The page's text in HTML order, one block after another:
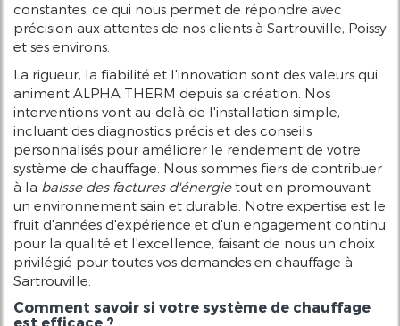
constantes, ce qui nous permet de répondre avec
précision aux attentes de nos clients à Sartrouville, Poissy
et ses environs.
La rigueur, la fiabilité et l'innovation sont des valeurs qui
animent ALPHA THERM depuis sa création. Nos
interventions vont au-delà de l'installation simple,
incluant des diagnostics précis et des conseils
personnalisés pour améliorer le rendement de votre
système de chauffage. Nous sommes fiers de contribuer
à la baisse des factures d'énergietout en promouvant
un environnement sain et durable. Notre expertise est le
fruit d'années d'expérience et d'un engagement continu
pour la qualité et l'excellence, faisant de nous un choix
privilégié pour toutes vos demandes en chauffage à
Sartrouville.
Comment savoir si votre système de chauffage
est efficace ?